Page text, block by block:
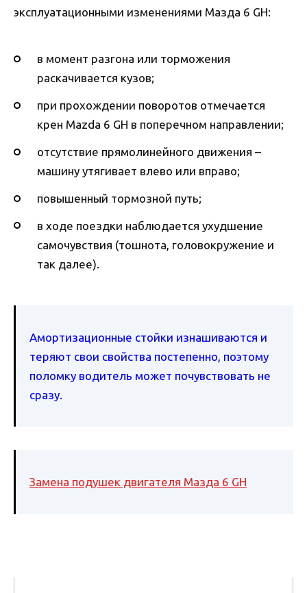
эксплуатационными изменениями Мазда 6 GH:
в момент разгона или торможения
раскачивается кузов;
при прохождении поворотов отмечается
крен Mazda 6 GH в поперечном направлении;
отсутствие прямолинейного движения –
машину утягивает влево или вправо;
повышенный тормозной путь;
в ходе поездки наблюдается ухудшение
самочувствия (тошнота, головокружение и
так далее).
Амортизационные стойки изнашиваются и
теряют свои свойства постепенно, поэтому
поломку водитель может почувствовать не
сразу.
Замена подушек двигателя Мазда 6 GH